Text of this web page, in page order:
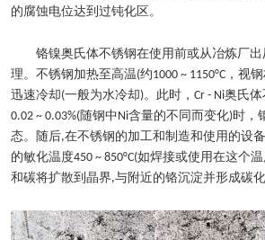
的腐蚀电位达到过钝化区。
铬镍奥氏体不锈钢在使用前或从冶炼厂
理。不锈钢加热至高温(约1000 ~ 1150°C，视
迅速冷却(一般为水冷却)。此时，Cr - Ni奥氏
0.02 ~ 0.03%(随钢中Ni含量的不同而变化)时
态。随后,在不锈钢的加工和制造和使用的设
的敏化温度450 ~ 850°C(如焊接或使用在这个
和碳将扩散到晶界,与附近的铬沉淀并形成碳化